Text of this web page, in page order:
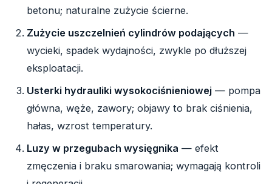
betonu; naturalne zużycie ścierne.
Zużycie uszczelnień cylindrów podających —
wycieki, spadek wydajności, zwykle po dłuższej
eksploatacji.
Usterki hydrauliki wysokociśnieniowej — pompa
główna, węże, zawory; objawy to brak ciśnienia,
hałas, wzrost temperatury.
Luzy w przegubach wysięgnika — efekt
zmęczenia i braku smarowania; wymagają kontroli